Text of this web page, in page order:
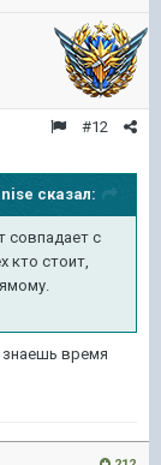
#12
сказал:
совпадает с
кто стоит,
знаешь время